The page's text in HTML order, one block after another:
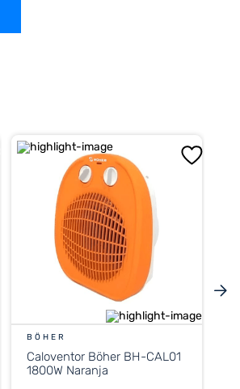
BÖHER
Caloventor Böher BH-CAL01
1800W Naranja